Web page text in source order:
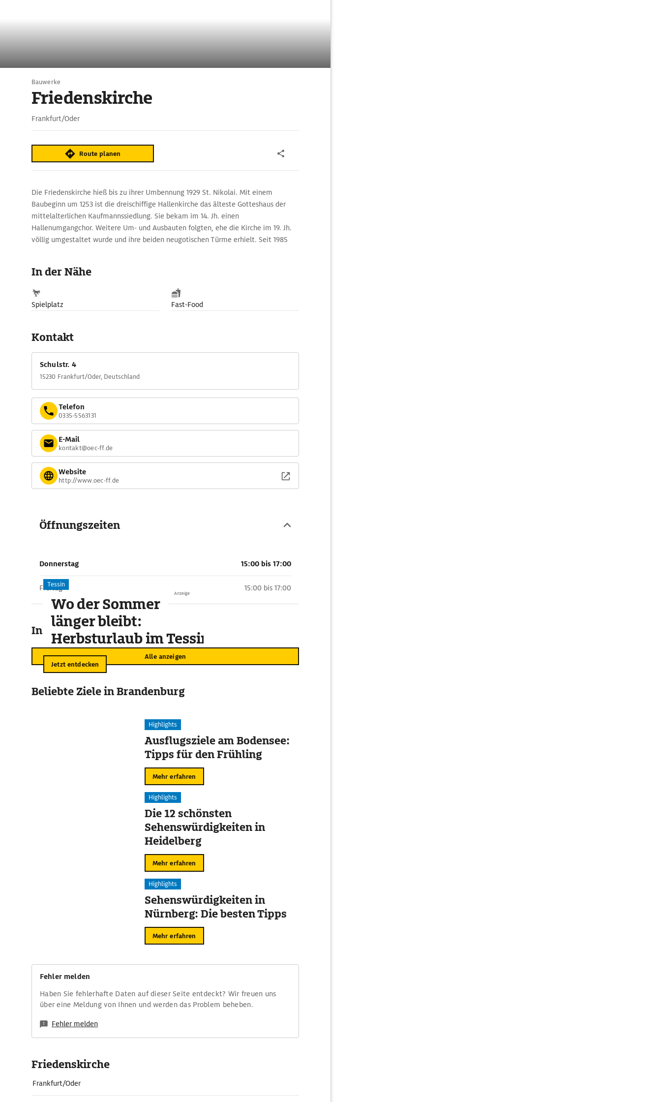
Bauwerke
Friedenskirche
Frankfurt/Oder
Route planen
Die Friedenskirche hieß bis zu ihrer Umbennung 1929 St. Nikolai. Mit einem
Baubeginn um 1253 ist die dreischiffige Hallenkirche das älteste Gotteshaus der
mittelalterlichen Kaufmannssiedlung. Sie bekam im 14. Jh. einen
Hallenumgangchor. Weitere Um- und Ausbauten folgten, ehe die Kirche im 19. Jh.
völlig umgestaltet wurde und ihre beiden neugotischen Türme erhielt. Seit 1985
In der Nähe
Spielplatz Fast-Food
Kontakt
Schulstr. 4
15230 Frankfurt/Oder, Deutschland
Telefon
0335-5563131
E-Mail
kontakt@oec-ff.de
Website
http://www.oec-ff.de
Öffnungszeiten
Donnerstag 15:00 bis 17:00
Freitag 15:00 bis 17:00
In der Umgebung
Alle anzeigen
Anzeige
Tessin
Wo der Sommer
länger bleibt:
Herbsturlaub im Tessin
Jetzt entdecken
Beliebte Ziele in Brandenburg
Highlights
Ausflugsziele am Bodensee:
Tipps für den Frühling
Mehr erfahren
Highlights
Die 12 schönsten
Sehenswürdigkeiten in
Heidelberg
Mehr erfahren
Highlights
Sehenswürdigkeiten in
Nürnberg: Die besten Tipps
Mehr erfahren
Fehler melden
Haben Sie fehlerhafte Daten auf dieser Seite entdeckt? Wir freuen uns
über eine Meldung von Ihnen und werden das Problem beheben.
Fehler melden
Friedenskirche
Frankfurt/Oder